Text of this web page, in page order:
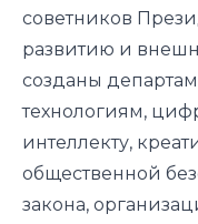
советников
развитию и
созданы
технологиям,
интеллекту,
общественной
закона,